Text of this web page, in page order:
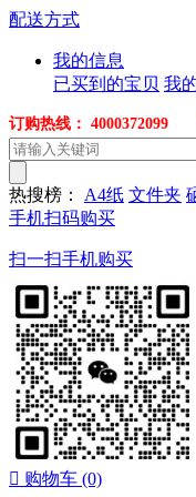
配送方式
我的信息
已买到的宝贝 我
订购热线： 4000372099
热搜榜： A4纸 文件夹
手机扫码购买
扫一扫手机购买
 购物车 (0)